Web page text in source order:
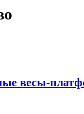
весы-